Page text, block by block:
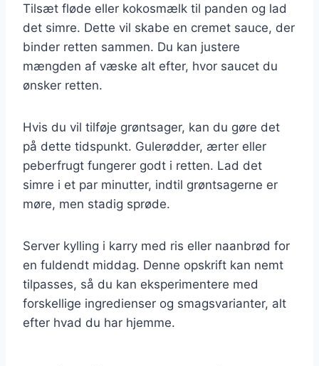
Tilsæt fløde eller kokosmælk til panden og lad
det simre. Dette vil skabe en cremet sauce, der
binder retten sammen. Du kan justere
mængden af væske alt efter, hvor saucet du
ønsker retten.
Hvis du vil tilføje grøntsager, kan du gøre det
på dette tidspunkt. Gulerødder, ærter eller
peberfrugt fungerer godt i retten. Lad det
simre i et par minutter, indtil grøntsagerne er
møre, men stadig sprøde.
Server kylling i karry med ris eller naanbrød for
en fuldendt middag. Denne opskrift kan nemt
tilpasses, så du kan eksperimentere med
forskellige ingredienser og smagsvarianter, alt
efter hvad du har hjemme.